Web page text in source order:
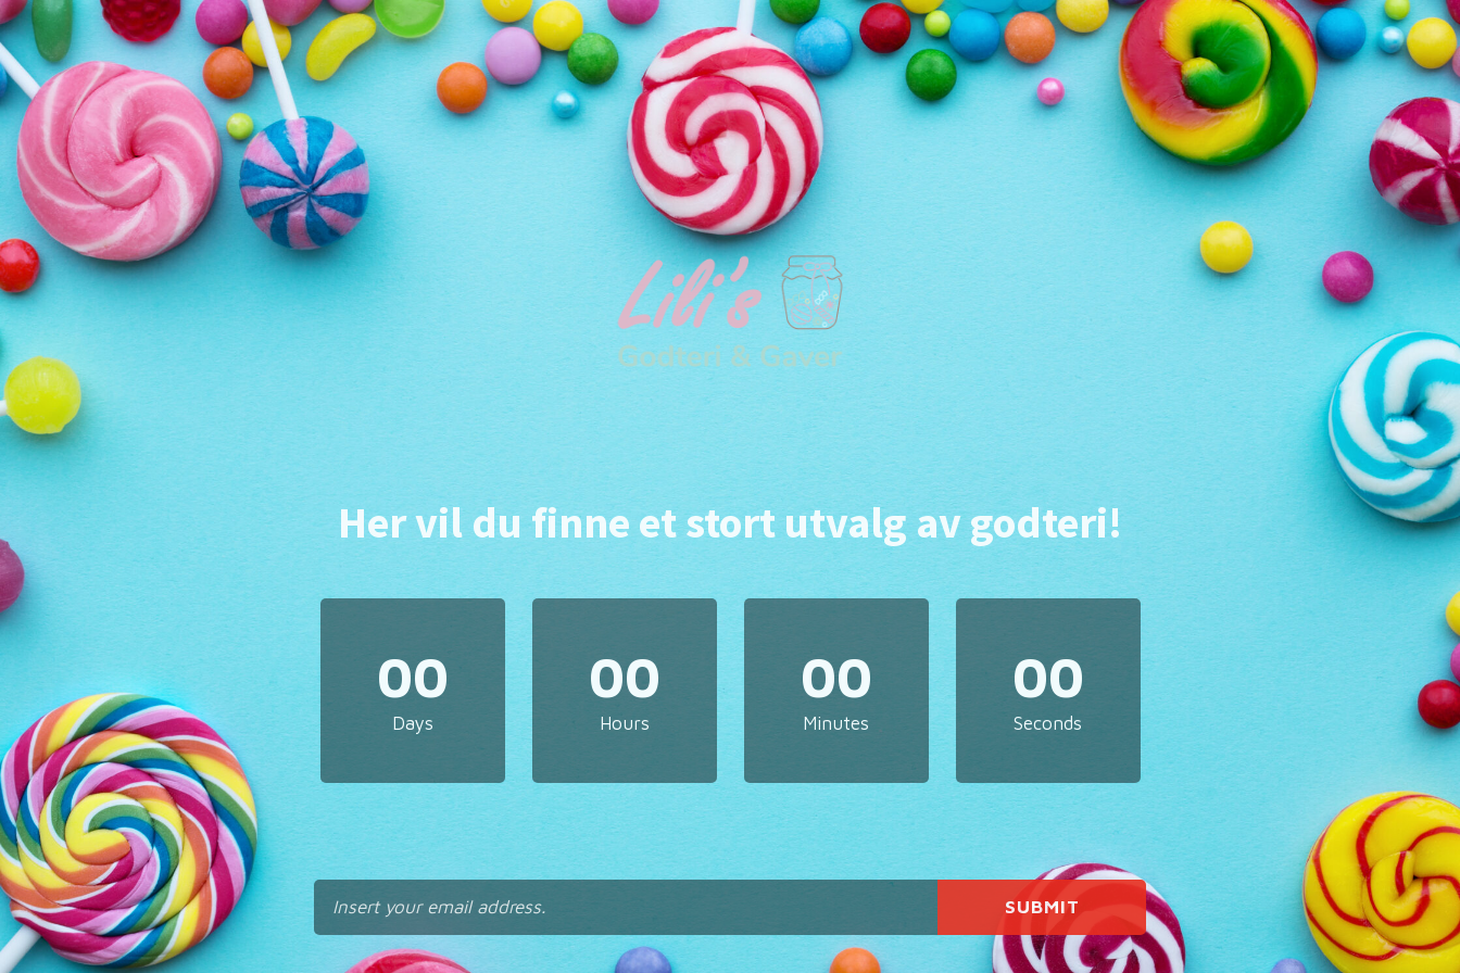
Her vil du finne et stort utvalg av godteri!
00
Days
00
Hours
00
Minutes
00
Seconds